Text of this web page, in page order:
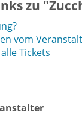
zu
vom
Tickets